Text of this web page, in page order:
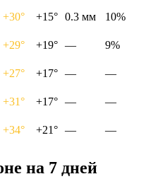
+30° +15° 0.3 мм
10%
+29° +19° —
9%
+27° +17° —
—
+31° +17° —
—
+34° +21° — —
на 7 дней